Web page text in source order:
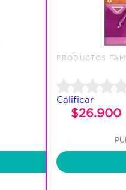
PRODUCTOS
Calificar
$26.900